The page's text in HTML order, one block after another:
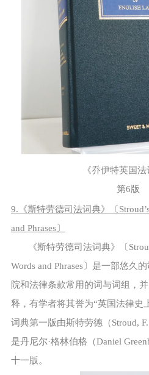
《乔伊特英国法
第6版
9.《斯特劳德司法词典》〔
and Phrases〕
《斯特劳德司法词典》〔
Words and Phrases〕是一部悠久
院和法律条款常用的词与词组，
释，有学者将其誉为“英国法律史
词典第一版由斯特劳德（Stroud,
是丹尼尔·格林伯格（Daniel
十一版。